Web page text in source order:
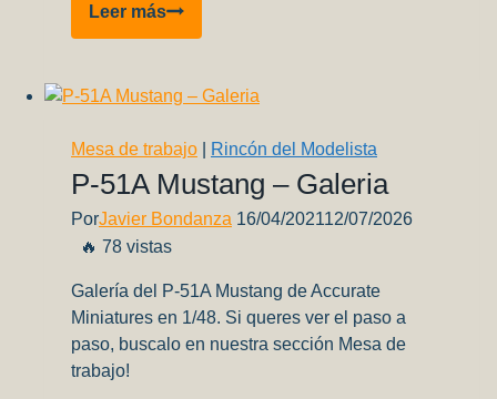
Leer másinbox
review:
F4U-
Corsair
(5001)
–
Parte
2
Mesa de trabajo Rincón del Modelista
P-51A Mustang – Galeria
PorJavier Bondanza 16/04/202112/07/2026
🔥 78 vistas
Galería del P-51A Mustang de Accurate
Miniatures en 1/48. Si queres ver el paso a
paso, buscalo en nuestra sección Mesa de
trabajo!